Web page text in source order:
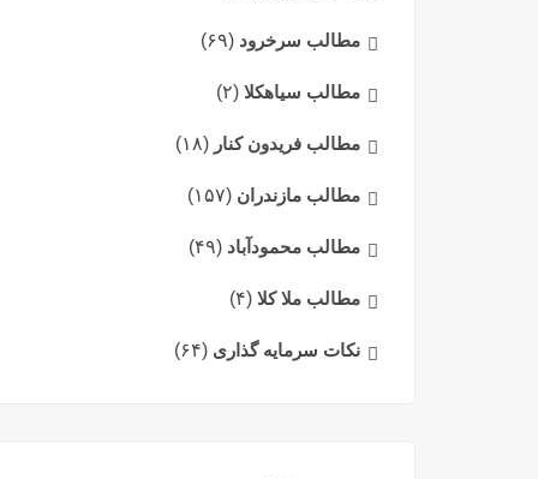
مطالب سرخرود (۶۹)
مطالب سیاهکلا (۲)
مطالب فریدون کنار (۱۸)
مطالب مازندران (۱۵۷)
مطالب محمودآباد (۴۹)
مطالب ملا کلا (۴)
نکات سرمایه گذاری (۶۴)